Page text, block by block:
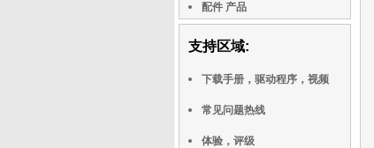
配件 产品
支持区域:
下载手册，驱动程序，视频
常见问题热线
体验，评级